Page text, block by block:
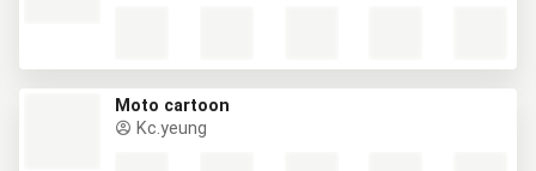
Moto cartoon
Kc.yeung